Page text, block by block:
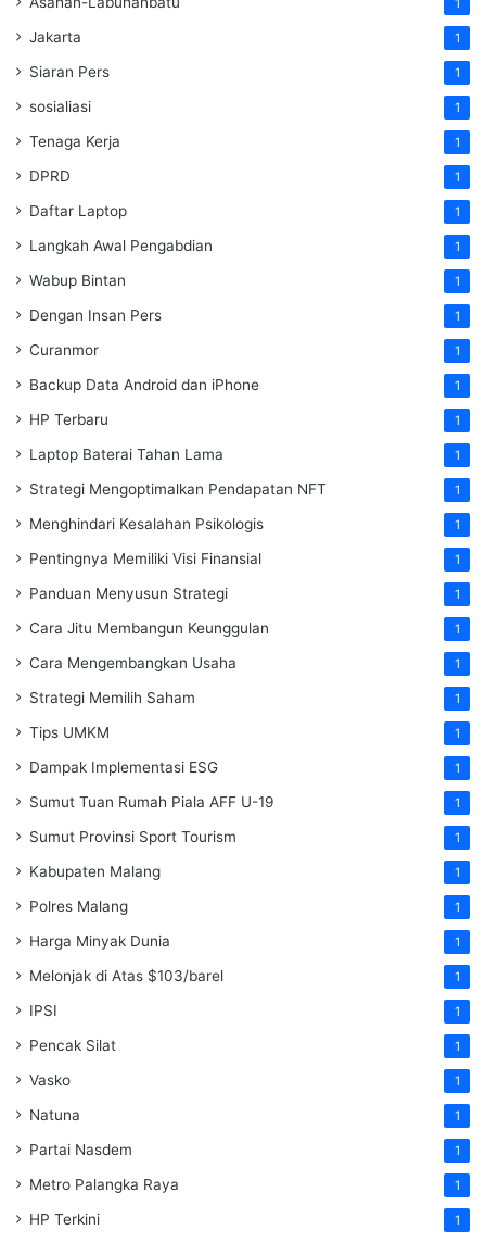
1
Jakarta 1
Siaran Pers 1
sosialiasi 1
Tenaga Kerja 1
DPRD 1
Daftar Laptop 1
Langkah Awal Pengabdian 1
Wabup Bintan 1
Dengan Insan Pers 1
Curanmor 1
Backup Data Android dan iPhone 1
HP Terbaru 1
Laptop Baterai Tahan Lama 1
Strategi Mengoptimalkan Pendapatan NFT 1
Menghindari Kesalahan Psikologis 1
Pentingnya Memiliki Visi Finansial 1
Panduan Menyusun Strategi 1
Cara Jitu Membangun Keunggulan 1
Cara Mengembangkan Usaha 1
Strategi Memilih Saham 1
Tips UMKM 1
Dampak Implementasi ESG 1
Sumut Tuan Rumah Piala AFF U-19 1
Sumut Provinsi Sport Tourism 1
Kabupaten Malang 1
Polres Malang 1
Harga Minyak Dunia 1
Melonjak di Atas $103/barel 1
IPSI 1
Pencak Silat 1
Vasko 1
Natuna 1
Partai Nasdem 1
Metro Palangka Raya 1
HP Terkini 1